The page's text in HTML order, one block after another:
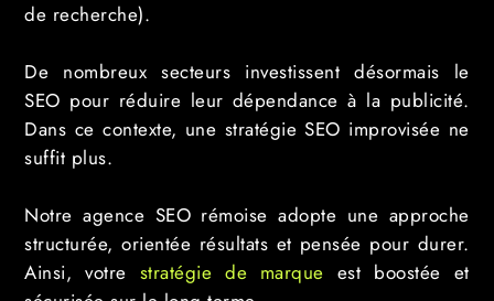
de recherche).
De nombreux secteurs investissent désormais le
SEO pour réduire leur dépendance à la publicité.
Dans ce contexte, une stratégie SEO improvisée ne
suffit plus.
Notre agence SEO rémoise adopte une approche
structurée, orientée résultats et pensée pour durer.
Ainsi, votre stratégie de marque est boostée et